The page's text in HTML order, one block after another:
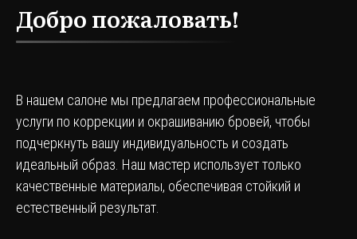
Добро пожаловать!
В нашем салоне мы предлагаем профессиональные
услуги по коррекции и окрашиванию бровей, чтобы
подчеркнуть вашу индивидуальность и создать
идеальный образ. Наш мастер использует только
качественные материалы, обеспечивая стойкий и
естественный результат.